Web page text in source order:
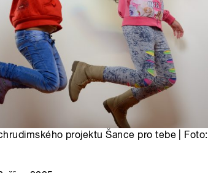
projektu Šance pro tebe | Foto: